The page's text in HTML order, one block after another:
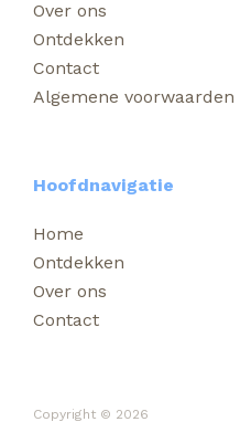
Over ons
Ontdekken
Contact
Algemene voorwaarden
Hoofdnavigatie
Home
Ontdekken
Over ons
Contact
Copyright © 2026